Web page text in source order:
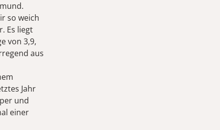
so weich
Es liegt
von 3,9,
aus
Jahr
und
einer